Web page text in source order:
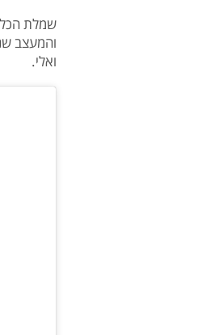
שמלת
והמעצב
ואלי.